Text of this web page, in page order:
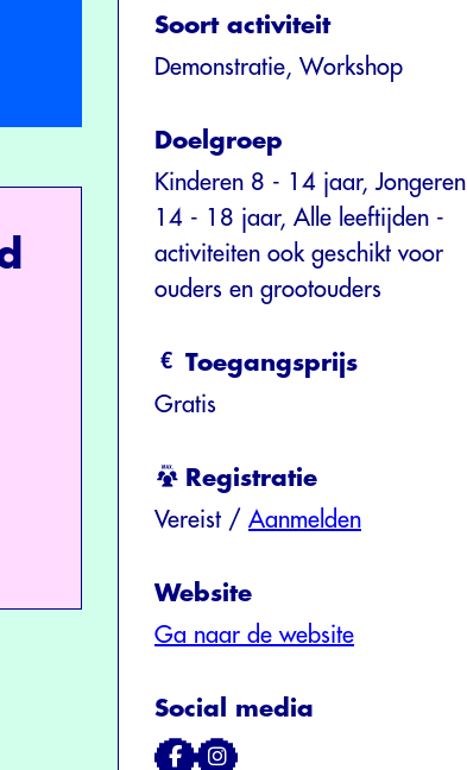
Soort activiteit
Demonstratie, Workshop
Doelgroep
Kinderen 8 - 14 jaar, Jongeren
14 - 18 jaar, Alle leeftijden -
activiteiten ook geschikt voor
ouders en grootouders
Toegangsprijs
Gratis
Registratie
Vereist / Aanmelden
Website
Ga naar de website
Social media